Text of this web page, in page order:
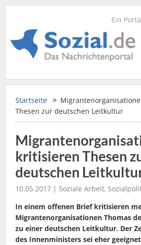
Ein
Startseite
Thesen zur deutschen Leitkultur
kritisieren Thesen
deutschen
10.05.2017 | Soziale Arbeit,
In einem offenen Brief kritisieren
Migrantenorganisationen Thomas
zu einer deutschen Leitkultur. Der
des Innenministers sei eher